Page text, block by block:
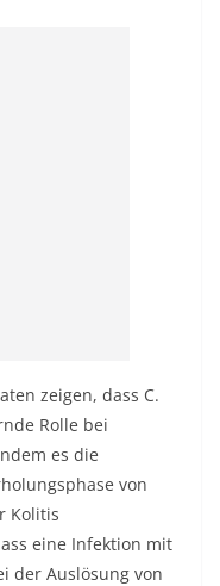
zeigen, dass C.
Rolle bei
es die
von
Kolitis
eine Infektion mit
der Auslösung von